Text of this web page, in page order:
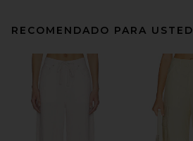
RECOMENDADO PARA USTED